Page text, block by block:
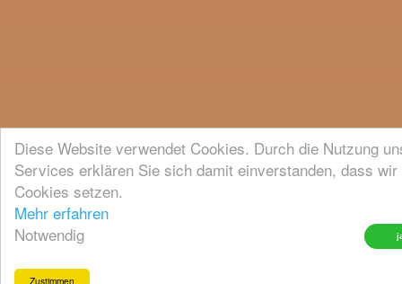
Diese Website verwendet Cookies. Durch die Nutzung
Services erklären Sie sich damit einverstanden, dass wir
Cookies setzen.
Mehr erfahren
Notwendig
Zustimmen